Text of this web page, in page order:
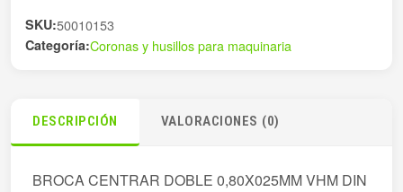
SKU:50010153
Categoría:Coronas y husillos para maquinaria
DESCRIPCIÓN VALORACIONES (0)
BROCA CENTRAR DOBLE 0,80X025MM VHM DIN